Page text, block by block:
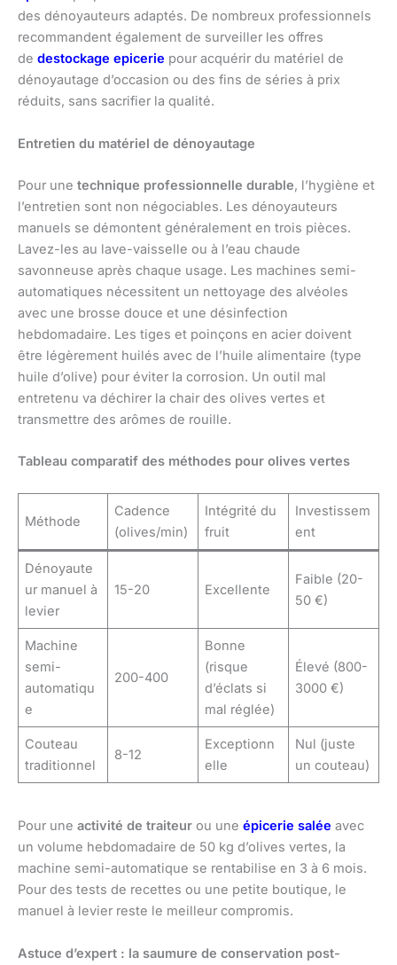
des dénoyauteurs adaptés. De nombreux professionnels
recommandent également de surveiller les offres
de destockage epicerie pour acquérir du matériel de
dénoyautage d’occasion ou des fins de séries à prix
réduits, sans sacrifier la qualité.
Entretien du matériel de dénoyautage
Pour une technique professionnelle durable, l’hygiène et
l’entretien sont non négociables. Les dénoyauteurs
manuels se démontent généralement en trois pièces.
Lavez-les au lave-vaisselle ou à l’eau chaude
savonneuse après chaque usage. Les machines semi-
automatiques nécessitent un nettoyage des alvéoles
avec une brosse douce et une désinfection
hebdomadaire. Les tiges et poinçons en acier doivent
être légèrement huilés avec de l’huile alimentaire (type
huile d’olive) pour éviter la corrosion. Un outil mal
entretenu va déchirer la chair des olives vertes et
transmettre des arômes de rouille.
Tableau comparatif des méthodes pour olives vertes
Méthode
Cadence
(olives/min)
Intégrité du
fruit
Investissem
ent
Dénoyaute
ur manuel à
levier
15-20 Excellente
Faible (20-
50 €)
Machine
semi-
automatiqu
e
200-400
Bonne
(risque
d’éclats si
mal réglée)
Élevé (800-
3000 €)
Couteau
traditionnel
8-12
Exceptionn
elle
Nul (juste
un couteau)
Pour une activité de traiteur ou une épicerie salée avec
un volume hebdomadaire de 50 kg d’olives vertes, la
machine semi-automatique se rentabilise en 3 à 6 mois.
Pour des tests de recettes ou une petite boutique, le
manuel à levier reste le meilleur compromis.
Astuce d’expert : la saumure de conservation post-